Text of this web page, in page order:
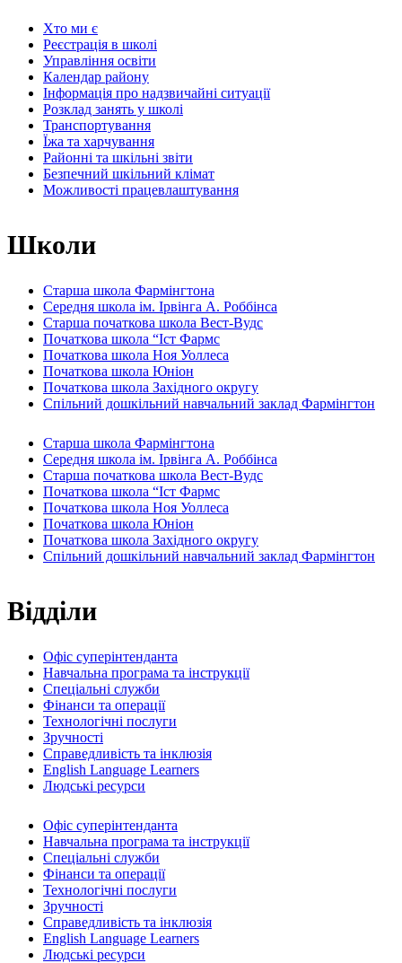
Хто ми є
Реєстрація в школі
Управління освіти
Календар району
Інформація про надзвичайні ситуації
Розклад занять у школі
Транспортування
Їжа та харчування
Районні та шкільні звіти
Безпечний шкільний клімат
Можливості працевлаштування
Школи
Старша школа Фармінгтона
Середня школа ім. Ірвінга А. Роббінса
Старша початкова школа Вест-Вудс
Початкова школа “Іст Фармс
Початкова школа Ноя Уоллеса
Початкова школа Юніон
Початкова школа Західного округу
Спільний дошкільний навчальний заклад Фармінгтон
Старша школа Фармінгтона
Середня школа ім. Ірвінга А. Роббінса
Старша початкова школа Вест-Вудс
Початкова школа “Іст Фармс
Початкова школа Ноя Уоллеса
Початкова школа Юніон
Початкова школа Західного округу
Спільний дошкільний навчальний заклад Фармінгтон
Відділи
Офіс суперінтенданта
Навчальна програма та інструкції
Спеціальні служби
Фінанси та операції
Технологічні послуги
Зручності
Справедливість та інклюзія
English Language Learners
Людські ресурси
Офіс суперінтенданта
Навчальна програма та інструкції
Спеціальні служби
Фінанси та операції
Технологічні послуги
Зручності
Справедливість та інклюзія
English Language Learners
Людські ресурси